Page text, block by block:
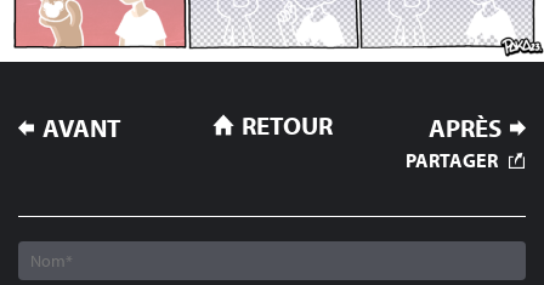
NAVIGATION
DE
AVANT APRÈS
RETOUR
PARTAGER